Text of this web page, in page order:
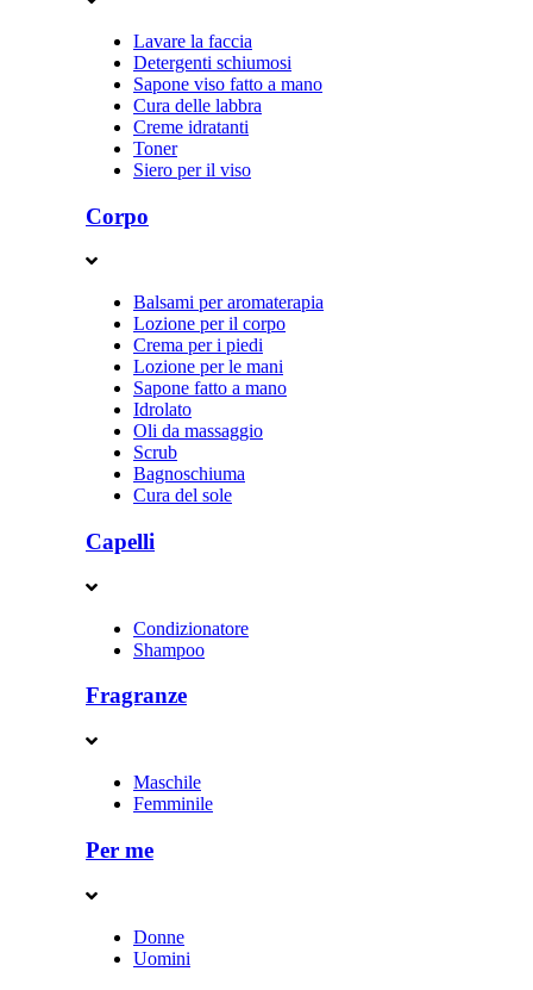
Lavare la faccia
Detergenti schiumosi
Sapone viso fatto a mano
Cura delle labbra
Creme idratanti
Toner
Siero per il viso
Corpo
Balsami per aromaterapia
Lozione per il corpo
Crema per i piedi
Lozione per le mani
Sapone fatto a mano
Idrolato
Oli da massaggio
Scrub
Bagnoschiuma
Cura del sole
Capelli
Condizionatore
Shampoo
Fragranze
Maschile
Femminile
Per me
Donne
Uomini